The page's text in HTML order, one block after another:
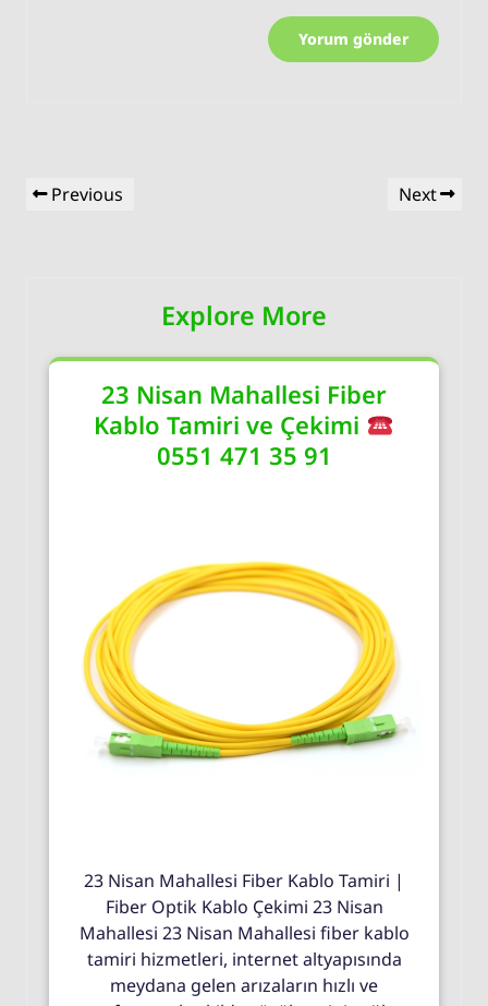
Yazı
gezinmesi
Previous
Previous
Next
Next
Explore More
23 Nisan Mahallesi Fiber
Kablo Tamiri ve Çekimi
0551 471 35 91
23 Nisan Mahallesi Fiber Kablo Tamiri |
Fiber Optik Kablo Çekimi 23 Nisan
Mahallesi 23 Nisan Mahallesi fiber kablo
tamiri hizmetleri, internet altyapısında
meydana gelen arızaların hızlı ve